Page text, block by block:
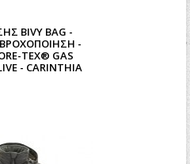
BIVY BAG -
-
TEX® GAS
- CARINTHIA